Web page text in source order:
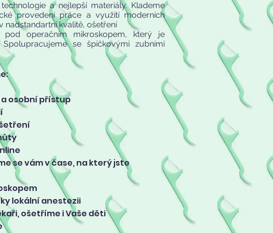
a nejlepší materiály. Klademe
provedení práce a využití moderních
nadstandartní kvalitě, ošetření
pod operačním mikroskopem, který je
se špičkovými zubními
osobní přístup
se vám v čase, na který jste
lokální anestezii
ošetříme i Vaše děti